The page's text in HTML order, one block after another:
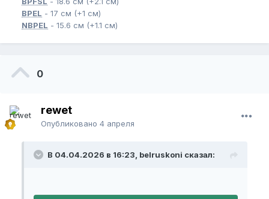
BPEL - 17 см (+1 см)
NBPEL - 15.6 см (+1.1 см)
0
rewet
Опубликовано 4 апреля
В 04.04.2026 в 16:23, belruskoni сказал: